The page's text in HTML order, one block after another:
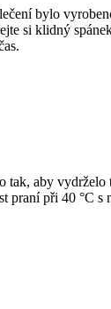
bylo
si klidný
aby
při 40 °C